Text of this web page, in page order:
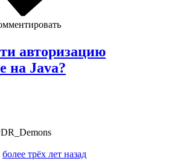
авторизацию
на Java?
более трёх лет назад